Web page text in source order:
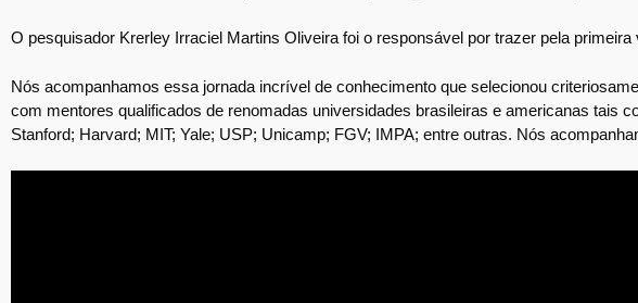
O pesquisador Krerley Irraciel Martins Oliveira foi o responsável por trazer pela
Nós acompanhamos essa jornada incrível de conhecimento que selecionou
com mentores qualificados de renomadas universidades brasileiras e americanas tais
Stanford; Harvard; MIT; Yale; USP; Unicamp; FGV; IMPA; entre outras. Nós